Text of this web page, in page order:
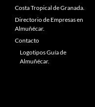
Costa Tropical de Granada.
Directorio de Empresas en
Almuñécar.
Contacto
Logotipos Guía de
Almuñécar.